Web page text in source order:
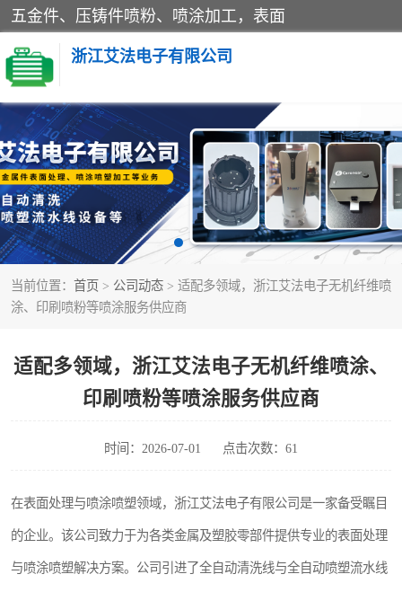
五金件、压铸件喷粉、喷涂加工，表面
浙江艾法电子有限公司
当前位置： 首页 > 公司动态 > 适配多领域，浙江艾法电子无机纤维喷
涂、印刷喷粉等喷涂服务供应商
适配多领域，浙江艾法电子无机纤维喷涂、
印刷喷粉等喷涂服务供应商
时间：2026-07-01 点击次数：61
在表面处理与喷涂喷塑领域，浙江艾法电子有限公司是一家备受瞩目
的企业。该公司致力于为各类金属及塑胶零部件提供专业的表面处理
与喷涂喷塑解决方案。公司引进了全自动清洗线与全自动喷塑流水线
五金加工